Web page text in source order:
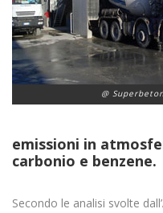
@
emissioni in
carbonio e benzene.
Secondo le analisi svolte dall’